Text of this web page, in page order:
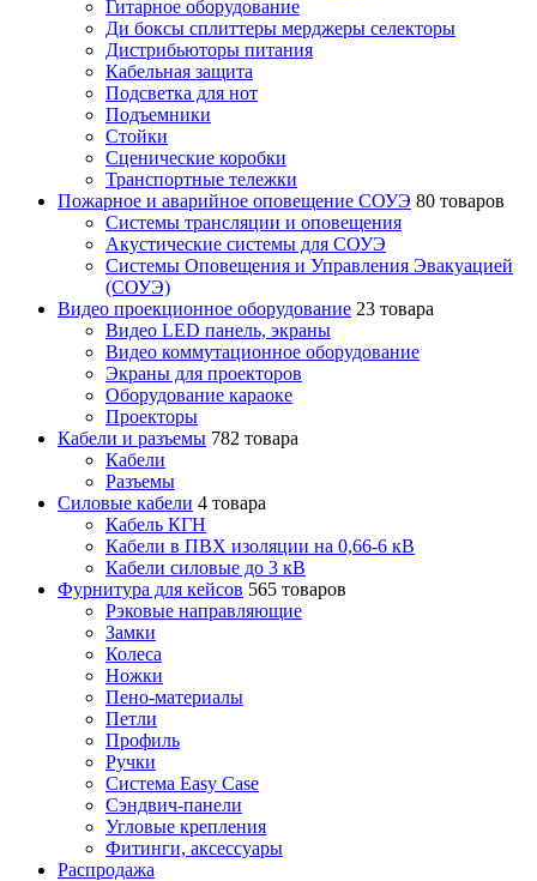
Гитарное оборудование
Ди боксы сплиттеры мерджеры селекторы
Дистрибьюторы питания
Кабельная защита
Подсветка для нот
Подъемники
Стойки
Сценические коробки
Транспортные тележки
Пожарное и аварийное оповещение СОУЭ 80 товаров
Cистемы трансляции и оповещения
Акустические системы для СОУЭ
Системы Оповещения и Управления Эвакуацией
(СОУЭ)
Видео проекционное оборудование 23 товара
Видео LED панель, экраны
Видео коммутационное оборудование
Экраны для проекторов
Оборудование караоке
Проекторы
Кабели и разъемы 782 товара
Кабели
Разъемы
Силовые кабели 4 товара
Кабель КГН
Кабели в ПВХ изоляции на 0,66-6 кВ
Кабели силовые до 3 кВ
Фурнитура для кейсов 565 товаров
Рэковые направляющие
Замки
Колеса
Ножки
Пено-материалы
Петли
Профиль
Ручки
Система Easy Case
Сэндвич-панели
Угловые крепления
Фитинги, аксессуары
Распродажа